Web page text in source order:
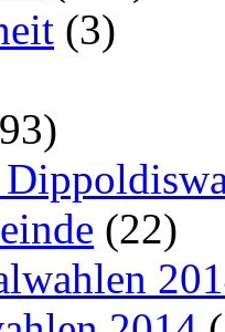
(3)
(22)